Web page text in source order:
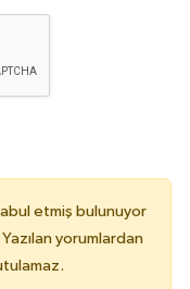
etmiş bulunuyor
yorumlardan